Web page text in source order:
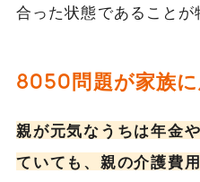
合った状態であることが
8050問題が家族
親が元気なうちは年金
ていても、親の介護費